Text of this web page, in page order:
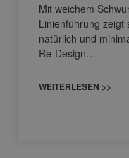
Mit weichem
Linienführung zeigt
natürlich und
Re-Design…
WEITERLESEN >>